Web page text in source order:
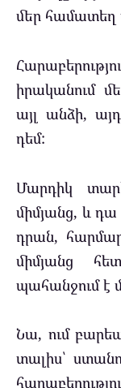
մեր համատեղ
իրականում
այլ անձի, այդ
դեմ:
Մարդիկ
միմյանց, և
դրան,
միմյանց
պահանջում է
Նա, ում
տալիս՝